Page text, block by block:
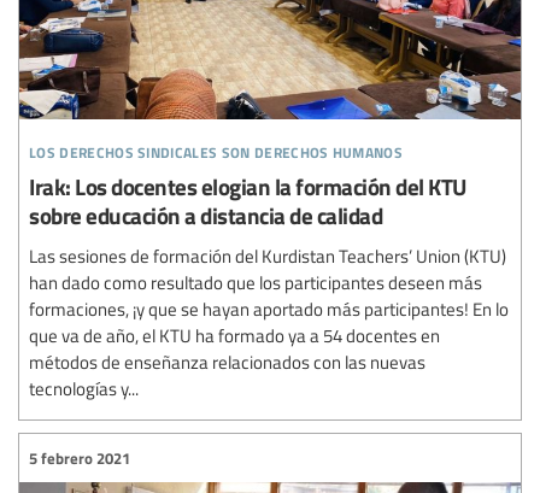
los derechos sindicales son derechos humanos
Irak: Los docentes elogian la formación del KTU
sobre educación a distancia de calidad
Las sesiones de formación del Kurdistan Teachers’ Union (KTU)
han dado como resultado que los participantes deseen más
formaciones, ¡y que se hayan aportado más participantes! En lo
que va de año, el KTU ha formado ya a 54 docentes en
métodos de enseñanza relacionados con las nuevas
tecnologías y...
5 febrero 2021